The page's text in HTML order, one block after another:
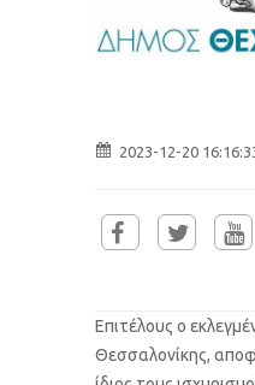
2023-12-20
Επιτέλους ο
Θεσσαλονίκης,